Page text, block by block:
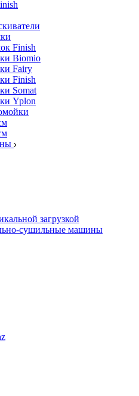
Finish
Biomio
Fairy
Finish
Somat
Yplon
загрузкой
сушильные машины